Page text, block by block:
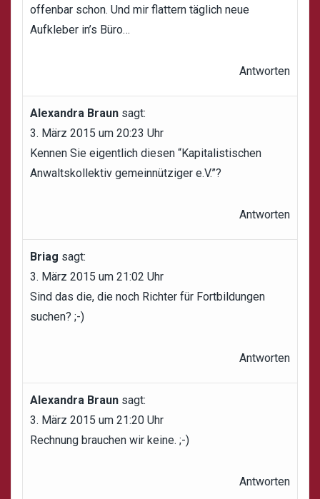
offenbar schon. Und mir flattern täglich neue
Aufkleber in’s Büro…
Antworten
Alexandra Braun sagt:
3. März 2015 um 20:23 Uhr
Kennen Sie eigentlich diesen “Kapitalistischen
Anwaltskollektiv gemeinnütziger e.V.”?
Antworten
Briag sagt:
3. März 2015 um 21:02 Uhr
Sind das die, die noch Richter für Fortbildungen
suchen? ;-)
Antworten
Alexandra Braun sagt:
3. März 2015 um 21:20 Uhr
Rechnung brauchen wir keine. ;-)
Antworten